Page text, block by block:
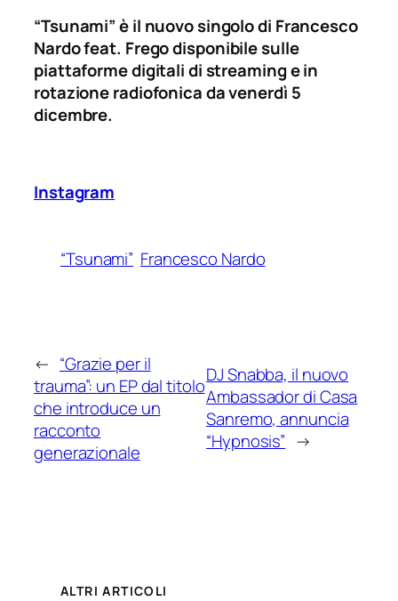
“Tsunami” è il nuovo singolo di Francesco
Nardofeat. Frego disponibile sulle
piattaforme digitali di streaming e in
rotazione radiofonica da venerdì 5
dicembre.
Instagram
“Tsunami” Francesco Nardo
← “Grazie per il
trauma”: un EP dal titolo
che introduce un
racconto
generazionale
DJ Snabba, il nuovo
Ambassador di Casa
Sanremo, annuncia
“Hypnosis” →
ALTRI ARTICOLI